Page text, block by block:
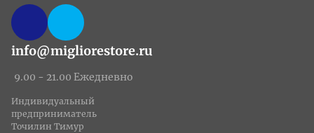
info@migliorestore.ru
9.00 - 21.00 Ежедневно
Индивидуальный
предприниматель
Точилин Тимур